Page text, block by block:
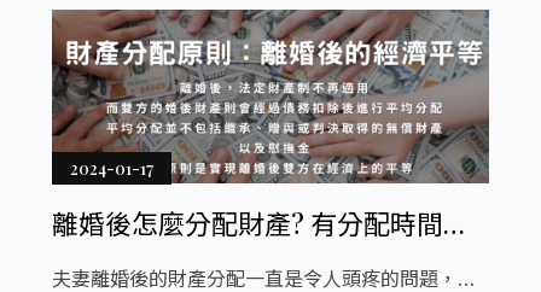
以確保我們在這個困境中能夠維護自己的權益。
2024-01-17
離婚後怎麼分配財產? 有分配時間限
制嗎?一篇解析
夫妻離婚後的財產分配一直是令人頭疼的問題，而